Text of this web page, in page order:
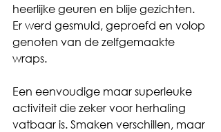
heerlijke geuren en blije gezichten.
Er werd gesmuld, geproefd en volop
genoten van de zelfgemaakte
wraps.
Een eenvoudige maar superleuke
activiteit die zeker voor herhaling
vatbaar is. Smaken verschillen, maar